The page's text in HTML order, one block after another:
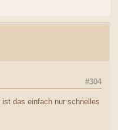
#304
das einfach nur schnelles